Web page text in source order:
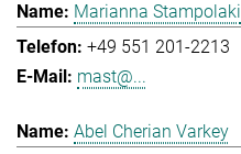
Marianna Stampolaki
+49 551 201-2213
mast@...
Abel Cherian Varkey